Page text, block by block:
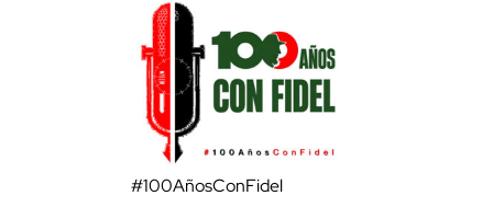
#100AñosConFidel